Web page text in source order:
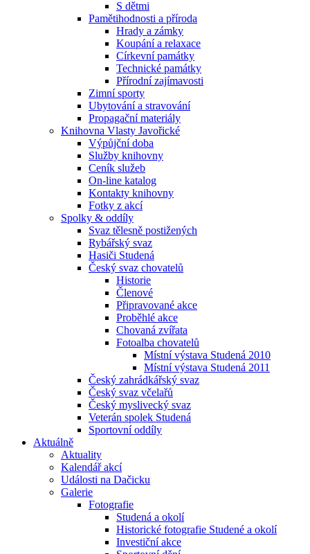
S dětmi
Pamětihodnosti a příroda
Hrady a zámky
Koupání a relaxace
Církevní památky
Technické památky
Přírodní zajímavosti
Zimní sporty
Ubytování a stravování
Propagační materiály
Knihovna Vlasty Javořické
Výpůjční doba
Služby knihovny
Ceník služeb
On-line katalog
Kontakty knihovny
Fotky z akcí
Spolky & oddíly
Svaz tělesně postižených
Rybářský svaz
Hasiči Studená
Český svaz chovatelů
Historie
Členové
Připravované akce
Proběhlé akce
Chovaná zvířata
Fotoalba chovatelů
Místní výstava Studená 2010
Místní výstava Studená 2011
Český zahrádkářský svaz
Český svaz včelařů
Český myslivecký svaz
Veterán spolek Studená
Sportovní oddíly
Aktuálně
Aktuality
Kalendář akcí
Události na Dačicku
Galerie
Fotografie
Studená a okolí
Historické fotografie Studené a okolí
Investiční akce